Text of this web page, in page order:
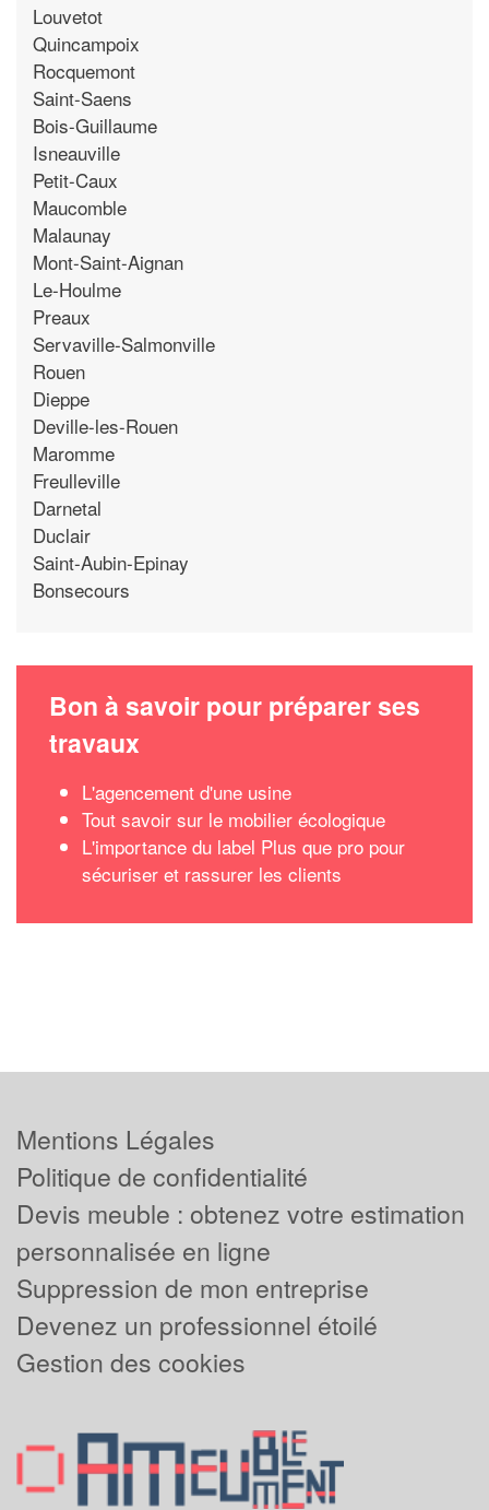
Louvetot
Quincampoix
Rocquemont
Saint-Saens
Bois-Guillaume
Isneauville
Petit-Caux
Maucomble
Malaunay
Mont-Saint-Aignan
Le-Houlme
Preaux
Servaville-Salmonville
Rouen
Dieppe
Deville-les-Rouen
Maromme
Freulleville
Darnetal
Duclair
Saint-Aubin-Epinay
Bonsecours
Bon à savoir pour préparer ses
travaux
L'agencement d'une usine
Tout savoir sur le mobilier écologique
L'importance du label Plus que pro pour
sécuriser et rassurer les clients
Mentions Légales
Politique de confidentialité
Devis meuble : obtenez votre estimation
personnalisée en ligne
Suppression de mon entreprise
Devenez un professionnel étoilé
Gestion des cookies